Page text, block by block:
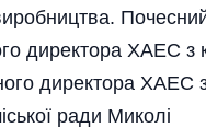
директора ХАЕС з
директора ХАЕС
ради Миколі